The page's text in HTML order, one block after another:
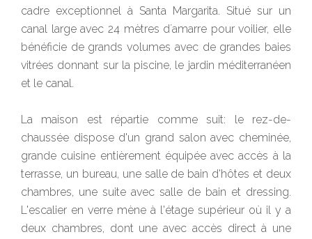
cadre exceptionnel à Santa Margarita. Situé sur un
canal large avec 24 mètres d´amarre pour voilier, elle
bénéficie de grands volumes avec de grandes baies
vitrées donnant sur la piscine, le jardin méditerranéen
et le canal.
La maison est répartie comme suit: le rez-de-
chaussée dispose d'un grand salon avec cheminée,
grande cuisine entièrement équipée avec accès à la
terrasse, un bureau, une salle de bain d'hôtes et deux
chambres, une suite avec salle de bain et dressing.
L'escalier en verre mène à l'étage supérieur où il y a
deux chambres, dont une avec accès direct à une